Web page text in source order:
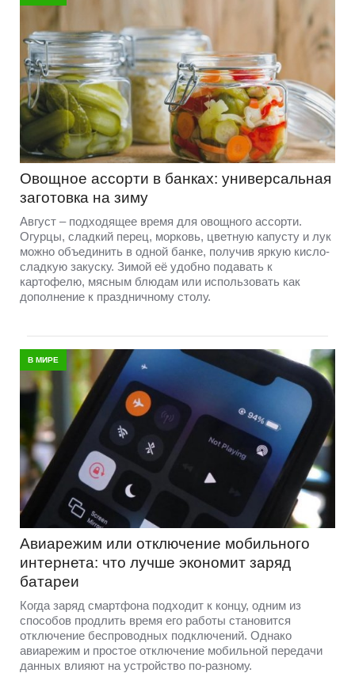
Овощное ассорти в банках: универсальная
заготовка на зиму
Август – подходящее время для овощного ассорти.
Огурцы, сладкий перец, морковь, цветную капусту и лук
можно объединить в одной банке, получив яркую кисло-
сладкую закуску. Зимой её удобно подавать к
картофелю, мясным блюдам или использовать как
дополнение к праздничному столу.
В МИРЕ
Авиарежим или отключение мобильного
интернета: что лучше экономит заряд
батареи
Когда заряд смартфона подходит к концу, одним из
способов продлить время его работы становится
отключение беспроводных подключений. Однако
авиарежим и простое отключение мобильной передачи
данных влияют на устройство по-разному.